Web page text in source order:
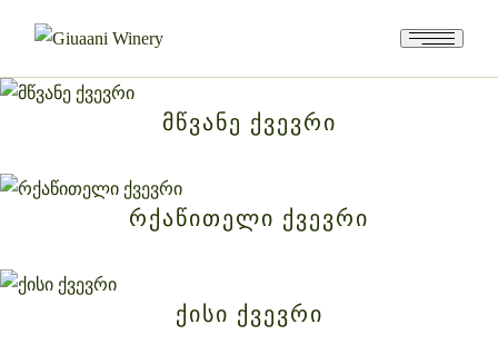
ᲛᲬᲕᲐᲜᲔ ᲥᲕᲔᲕᲠᲘ
ᲠᲥᲐᲬᲘᲗᲔᲚᲘ ᲥᲕᲔᲕᲠᲘ
ᲥᲘᲡᲘ ᲥᲕᲔᲕᲠᲘ